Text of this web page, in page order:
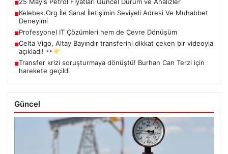
■
■Kelebek.Org İle Sanal İletişimin Seviyeli Adresi Ve Muhabbet
Deneyimi
■Profesyonel IT Çözümleri hem de Çevre Dönüşüm
■Celta Vigo, Altay Bayındır transferini dikkat çeken bir videoyla
açıkladı!
■Transfer krizi soruşturmaya dönüştü! Burhan Can Terzi için
harekete geçildi
Güncel